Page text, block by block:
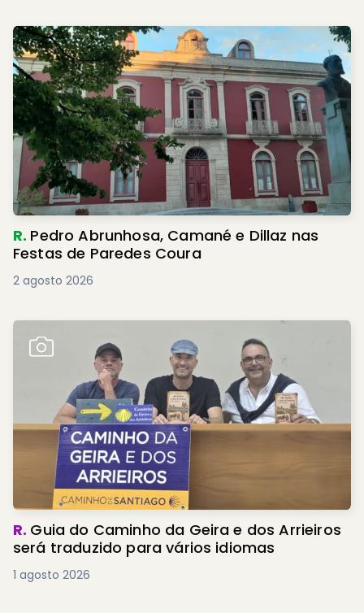
R. Pedro Abrunhosa, Camané e Dillaz nas
Festas de Paredes Coura
2 agosto 2026
R. Guia do Caminho da Geira e dos Arrieiros
será traduzido para vários idiomas
1 agosto 2026